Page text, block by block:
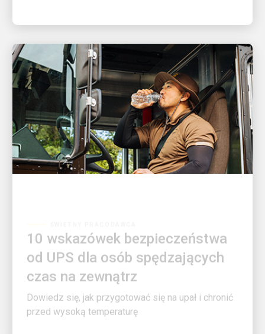
od UPS dla osób spędzających
czas na zewnątrz
Dowiedz się, jak przygotować się na upał i chronić
przed wysoką temperaturę